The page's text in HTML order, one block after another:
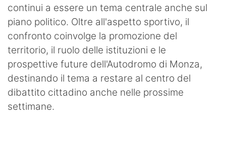
continui a essere un tema centrale anche sul
piano politico. Oltre all'aspetto sportivo, il
confronto coinvolge la promozione del
territorio, il ruolo delle istituzioni e le
prospettive future dell'Autodromo di Monza,
destinando il tema a restare al centro del
dibattito cittadino anche nelle prossime
settimane.